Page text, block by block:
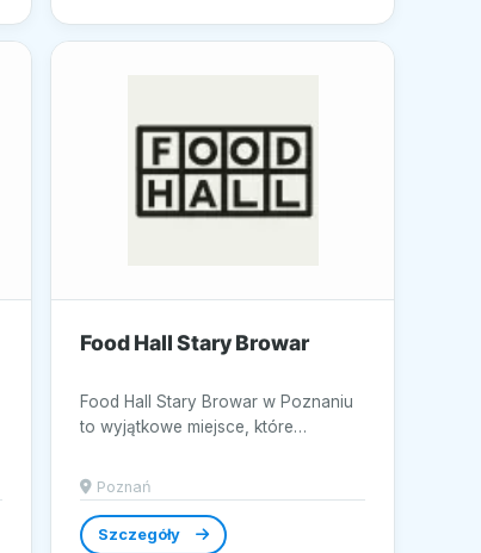
Food Hall Stary Browar
Food Hall Stary Browar w Poznaniu
to wyjątkowe miejsce, które
różnorodności z...
Poznań
Szczegóły